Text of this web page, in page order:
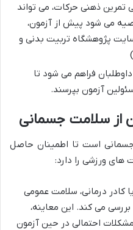
ذهنی حرکات، می تواند
می شود پیش از آزمون،
پژوهشگاه تربیت بدنی و
فراهم می شود تا
آزمون بپرسند.
از سلامت جسمانی
است تا اطمینان حاصل
های ورزشی را دارد:
کادر درمانی، سلامت عمومی
می کند. این معاینه،
مشکلات احتمالی در حین آزمون